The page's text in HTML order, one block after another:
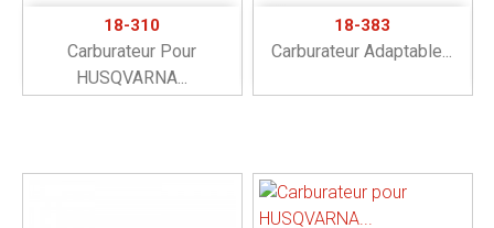
18-310
Carburateur Pour
HUSQVARNA...
18-383
Carburateur Adaptable...